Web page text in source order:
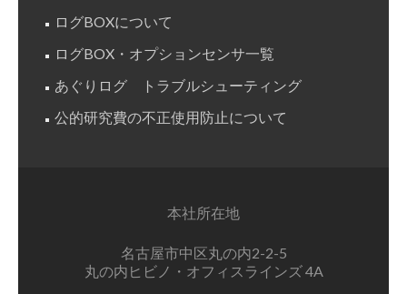
ログBOXについて
ログBOX・オプションセンサ一覧
あぐりログ トラブルシューティング
公的研究費の不正使用防止について
本社所在地
名古屋市中区丸の内2-2-5
丸の内ヒビノ・オフィスラインズ 4A